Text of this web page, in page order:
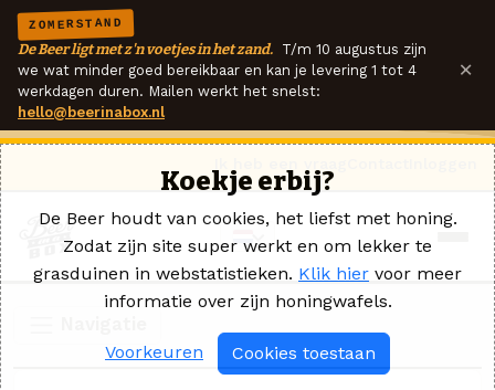
ZOMERSTAND
De Beer ligt met z'n voetjes in het zand. T/m 10 augustus zijn
we wat minder goed bereikbaar en kan je levering 1 tot 4
werkdagen duren. Mailen werkt het snelst:
hello@beerinabox.nl
×
Koekje erbij?
De Beer houdt van cookies, het liefst met honing.
Zodat zijn site super werkt en om lekker te
grasduinen in webstatistieken. Klik hier voor meer
informatie over zijn honingwafels.
Voorkeuren Cookies toestaan